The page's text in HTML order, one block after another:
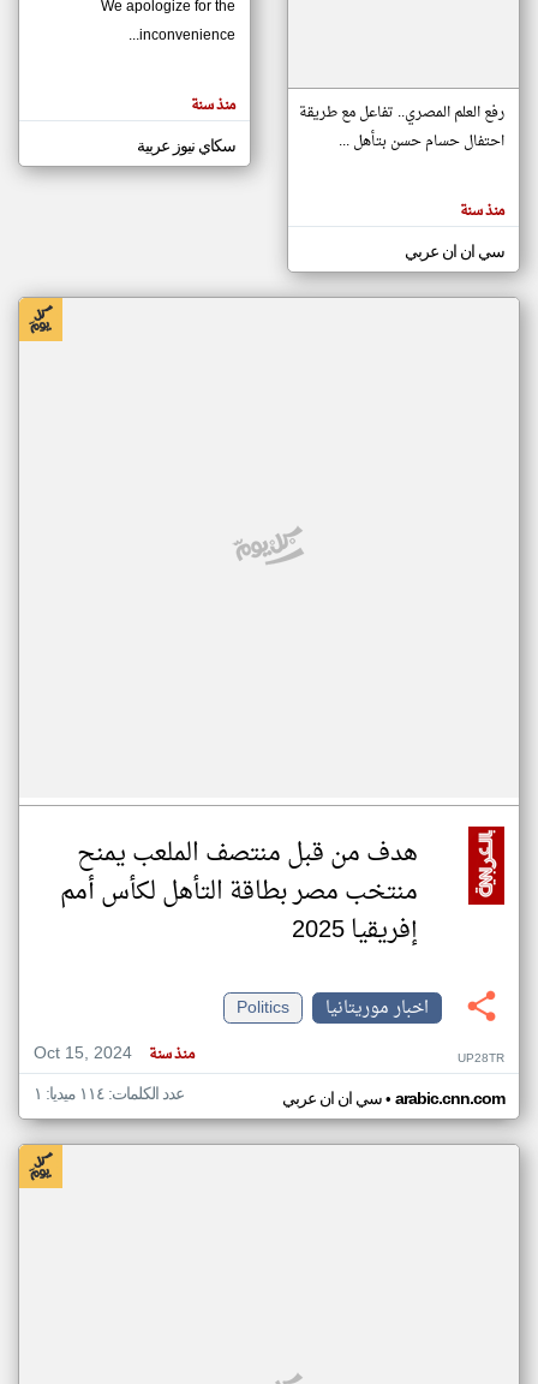
مصادر الأخبار من موريتانيا
اخبار موريتانيا على مدار الساعة
أهم اخبار موريتانيا العاجلة والمباشرة
المقالات
الموجوده
هنا عن
رفع العلم المصري.. تفاعل مع طريقة
احتفال حسام حسن بتأهل ...
منذ سنة
سي ان ان عربي
We apologize for the
inconvenience...
منذ سنة
سكاي نيوز عربية
هدف من قبل منتصف الملعب يمنح
منتخب مصر بطاقة التأهل لكأس أمم
إفريقيا 2025
اخبار موريتانيا
Politics
Oct 15, 2024
منذ سنة UP28TR
سي ان ان عربي• arabic.cnn.com عدد الكلمات: ١١٤ ميديا: ١
klyoum.com